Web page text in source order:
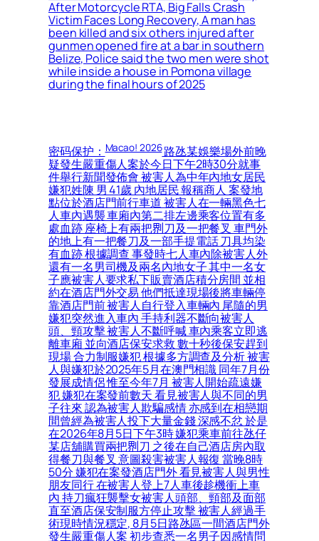
After Motorcycle RTA, Big Falls Crash
Victim Faces Long Recovery, A man has
been killed and six others injured after
gunmen opened fire at a bar in southern
Belize, Police said the two men were shot
while inside a house in Pomona village
during the final hours of 2025
密码保护：Macao! 2026路氹某娛樂場外前晚
疑發生嚴重傷人案於今日下午2時30分就事
件舉行新聞發佈會 被害人為中年內地女居民
嫌犯姓陳 男 41歲 內地居民 報稱商人 案發地
點位於酒店門前行車道 被害人在一輛黑色七
人車內遇襲 車廂內第二排左邊乘客位置有多
處血跡 座椅上有兩把𠝹刀及一把餐叉 車門外
的地上有一把餐刀及一部手提電話 刀具均染
有血跡 根據調查 事發時七人車內除被害人外
還有一名男司機及兩名內地女子 其中一名女
子應被害人要求私下販賣酒店積分房間 並相
約在酒店門外交易 他們抵達現場後將車輛停
靠酒店門前 被害人自行登入車輛內 尾隨的男
嫌犯突然進入車內 手持利器不斷向被害人
頭、頸攻擊 被害人不斷呼喊 車內乘客立即逃
離車廂 並向酒店保安求救 數十秒後保安趕到
現場 合力制服嫌犯 根據多方調查及分析 被害
人與嫌犯於2025年5月在澳門相識 同年7月份
發展成情侶 惟至今年7月 被害人開始疏遠嫌
犯 嫌犯在案發前數天 看見被害人與不同的男
子往來 認為被害人欺騙感情 亦感到在相戀期
間曾經為被害人投下大量金錢 深感不忿 於是
在2026年8月5日下午3時 嫌犯乘車前往氹仔
某店舖購買兩把𠝹刀 之後在自己酒店房內取
得餐刀與餐叉 意圖殺害被害人報復 當晚8時
50分 嫌犯在案發酒店門外 看見被害人與男性
朋友同行 在被害人登上7人車後趁機衝上車
內 持刀瘋狂襲擊女被害人頭部、頸部及面部
直至酒店保安制服方停止攻擊 被害人經過手
術現時情況穩定, 8月5日路氹區一間酒店門外
發生嚴重傷人案 初步查悉一名男子因感情問